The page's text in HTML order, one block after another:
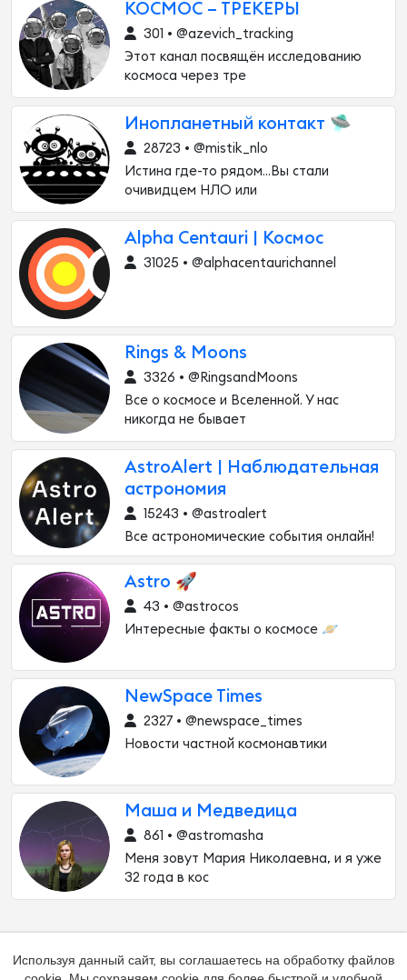
КОСМОС – ТРЕКЕРЫ
301 • @azevich_tracking
Этот канал посвящён исследованию
космоса через тре
Инопланетный контакт 🛸
28723 • @mistik_nlo
Истина где-то рядом...Вы стали
очивидцем НЛО или
Alpha Centauri | Космос
31025 • @alphacentaurichannel
Rings & Moons
3326 • @RingsandMoons
Все о космосе и Вселенной. У нас
никогда не бывает
AstroAlert | Наблюдательная
астрономия
15243 • @astroalert
Все астрономические события онлайн!
Astro 🚀
43 • @astrocos
Интересные факты о космосе 🪐
NewSpace Times
2327 • @newspace_times
Новости частной космонавтики
Маша и Медведица
861 • @astromasha
Меня зовут Мария Николаевна, и я уже
32 года в кос
Используя данный сайт, вы соглашаетесь на обработку файлов